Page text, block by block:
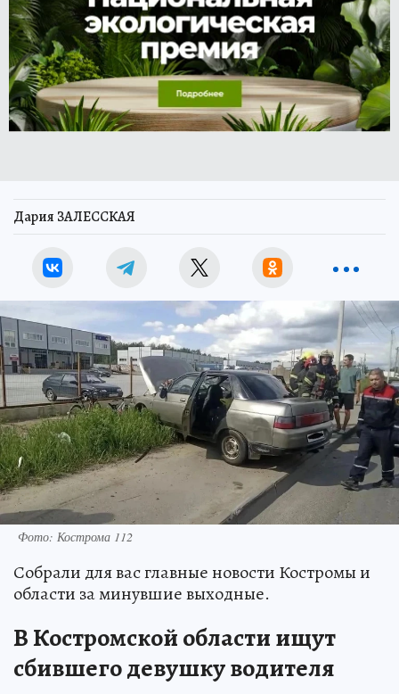
Дария ЗАЛЕССКАЯ
Фото: Кострома 112
Собрали для вас главные новости Костромы и
области за минувшие выходные.
В Костромской области ищут
сбившего девушку водителя